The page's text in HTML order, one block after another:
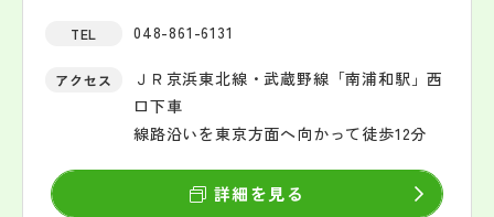
TEL 048-861-6131
アクセス
ＪＲ京浜東北線・武蔵野線「南浦和駅」西
口下車
線路沿いを東京方面へ向かって徒歩12分
詳細を見る